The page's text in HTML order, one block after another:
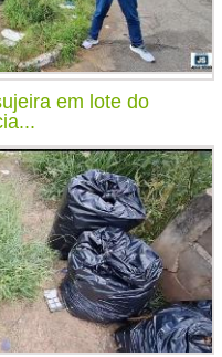
em lote do